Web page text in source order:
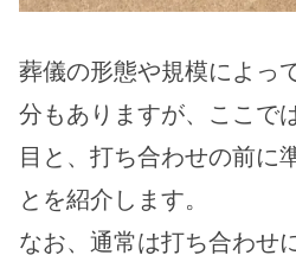
葬儀の形態や規模によっ
分もありますが、ここで
目と、打ち合わせの前に
とを紹介します。
なお、通常は打ち合わせ